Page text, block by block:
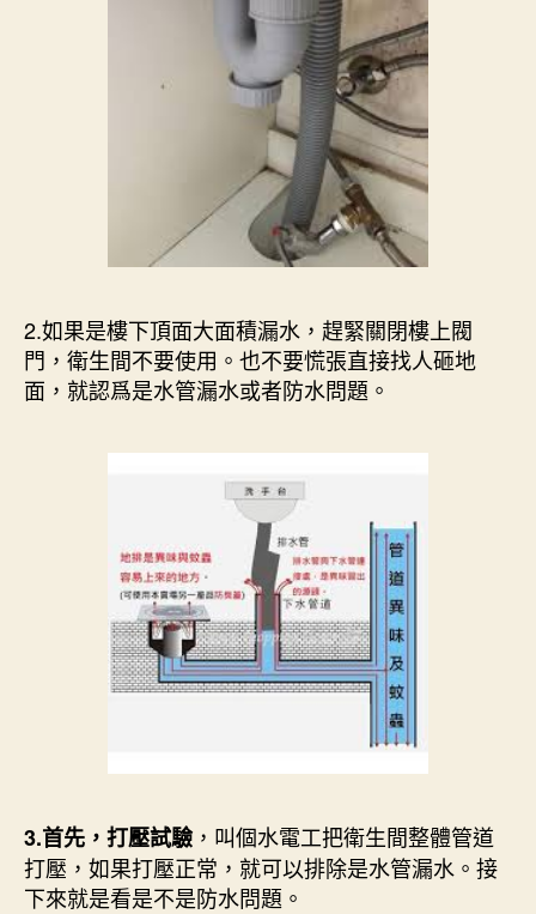
2.如果是樓下頂面大面積漏水，趕緊關閉樓上閥
門，衛生間不要使用。也不要慌張直接找人砸地
面，就認爲是水管漏水或者防水問題。
3.首先，打壓試驗 ，叫個水電工把衛生間整體管道
打壓，如果打壓正常，就可以排除是水管漏水。接
下來就是看是不是防水問題。